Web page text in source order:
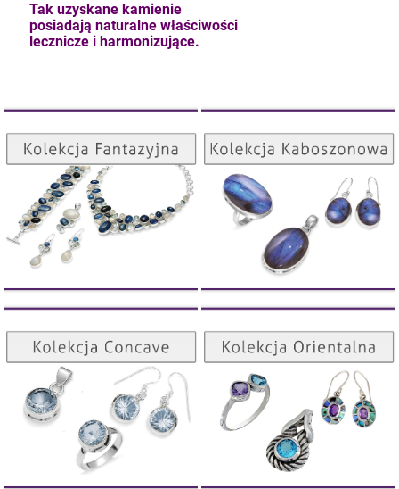
Tak uzyskane kamienie
posiadają naturalne właściwości
lecznicze i harmonizujące.
Kolekcja Fantazyjna
ZOBACZ
Kolekcja Kaboszonowa
ZOBACZ
Kolekcja Concave
ZOBACZ
Kolekcja Orientalna
ZOBACZ